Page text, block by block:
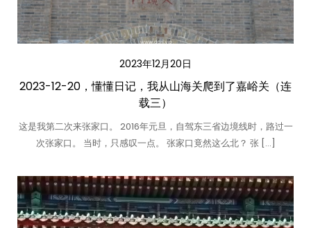
2023年12月20日
2023-12-20，懂懂日记，我从山海关爬到了嘉峪关（连
载三）
这是我第二次来张家口。 2016年元旦，自驾东三省边境线时，路过一
次张家口。 当时，只感叹一点。 张家口竟然这么北？ 张 […]